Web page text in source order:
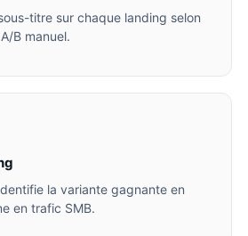
titre sur chaque landing selon
B manuel.
la variante gagnante en
en trafic SMB.